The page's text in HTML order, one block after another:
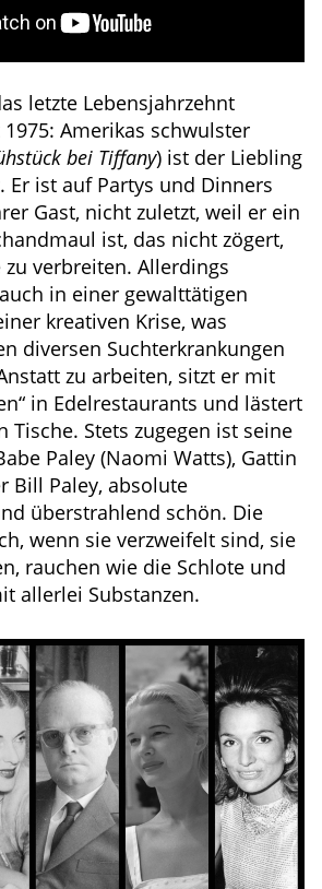
letzte Lebensjahrzehnt
Amerikas schwulster
bei Tiffany) ist der Liebling
Er ist auf Partys und Dinners
Gast, nicht zuletzt, weil er ein
ist, das nicht zögert,
verbreiten. Allerdings
in einer gewalttätigen
kreativen Krise, was
diversen Suchterkrankungen
zu arbeiten, sitzt er mit
in Edelrestaurants und lästert
Tische. Stets zugegen ist seine
Paley (Naomi Watts), Gattin
Bill Paley, absolute
überstrahlend schön. Die
wenn sie verzweifelt sind, sie
rauchen wie die Schlote und
allerlei Substanzen.